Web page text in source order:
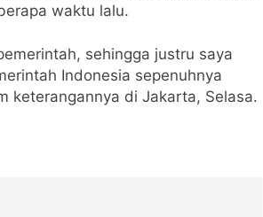
waktu lalu.
sehingga justru saya
Indonesia sepenuhnya
keterangannya di Jakarta, Selasa.